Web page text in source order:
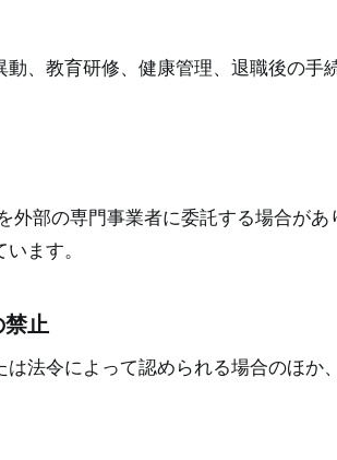
、教育研修、健康管理、退職後の手
外部の専門事業者に委託する場合があ
ます。
禁止
法令によって認められる場合のほか